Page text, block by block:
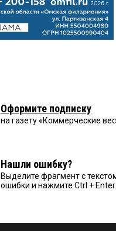
Оформите подписку
на газету «Коммерческие
Нашли ошибку?
Выделите фрагмент с
ошибки и нажмите Ctrl + Enter.